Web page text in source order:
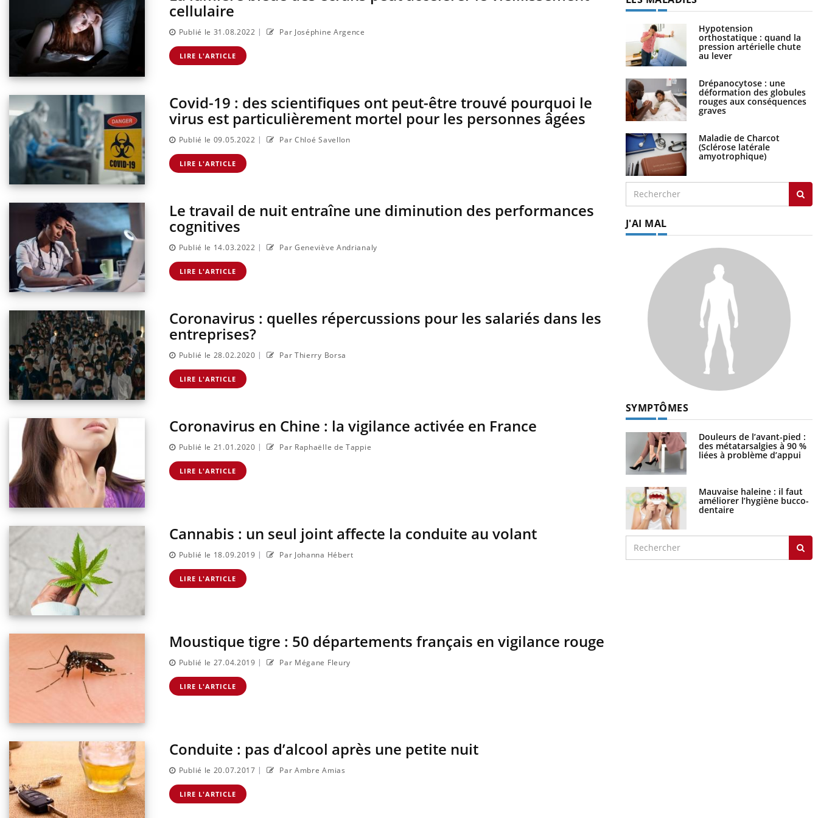
cellulaire
Publié le 31.08.2022 | Par Joséphine Argence
LIRE L'ARTICLE
Covid-19 : des scientifiques ont peut-être trouvé pourquoi le
virus est particulièrement mortel pour les personnes âgées
Publié le 09.05.2022 | Par Chloé Savellon
LIRE L'ARTICLE
Le travail de nuit entraîne une diminution des performances
cognitives
Publié le 14.03.2022 | Par Geneviève Andrianaly
LIRE L'ARTICLE
Coronavirus : quelles répercussions pour les salariés dans les
entreprises?
Publié le 28.02.2020 | Par Thierry Borsa
LIRE L'ARTICLE
Coronavirus en Chine : la vigilance activée en France
Publié le 21.01.2020 | Par Raphaëlle de Tappie
LIRE L'ARTICLE
Cannabis : un seul joint affecte la conduite au volant
Publié le 18.09.2019 | Par Johanna Hébert
LIRE L'ARTICLE
Moustique tigre : 50 départements français en vigilance rouge
Publié le 27.04.2019 | Par Mégane Fleury
LIRE L'ARTICLE
Conduite : pas d’alcool après une petite nuit
Publié le 20.07.2017 | Par Ambre Amias
LIRE L'ARTICLE
Hypotension
orthostatique : quand la
pression artérielle chute
au lever
Drépanocytose : une
déformation des globules
rouges aux conséquences
graves
Maladie de Charcot
(Sclérose latérale
amyotrophique)
J'AI MAL
SYMPTÔMES
Douleurs de l’avant-pied :
des métatarsalgies à 90 %
liées à problème d’appui
Mauvaise haleine : il faut
améliorer l’hygiène bucco-
dentaire